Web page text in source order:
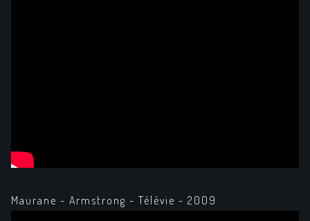
Maurane - Armstrong - Télévie - 2009